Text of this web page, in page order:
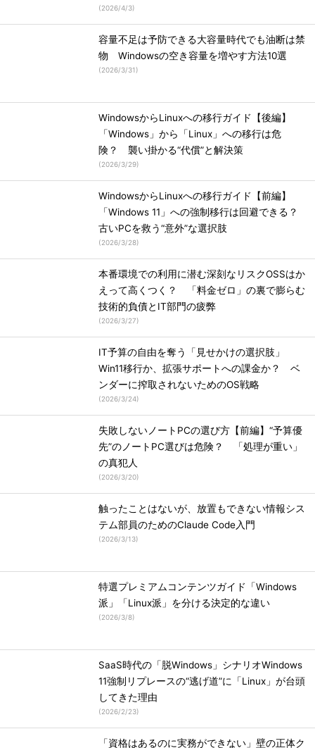
(2026/4/3)
容量不足は予防できる大容量時代でも油断は禁
物 Windowsの空き容量を増やす方法10選
(2026/3/31)
WindowsからLinuxへの移行ガイド【後編】
「Windows」から「Linux」への移行は危
険？ 襲い掛かる“代償”と解決策
(2026/3/29)
WindowsからLinuxへの移行ガイド【前編】
「Windows 11」への強制移行は回避できる？
古いPCを救う“意外”な選択肢
(2026/3/28)
本番環境での利用に潜む深刻なリスクOSSはか
えって高くつく？ 「料金ゼロ」の裏で膨らむ
技術的負債とIT部門の疲弊
(2026/3/27)
IT予算の自由を奪う「見せかけの選択肢」
Win11移行か、拡張サポートへの課金か？ ベ
ンダーに搾取されないためのOS戦略
(2026/3/24)
失敗しないノートPCの選び方【前編】“予算優
先”のノートPC選びは危険？ 「処理が重い」
の真犯人
(2026/3/20)
触ったことはないが、放置もできない情報シス
テム部員のためのClaude Code入門
(2026/3/13)
特選プレミアムコンテンツガイド「Windows
派」「Linux派」を分ける決定的な違い
(2026/3/8)
SaaS時代の「脱Windows」シナリオWindows
11強制リプレースの“逃げ道”に「Linux」が台頭
してきた理由
(2026/2/23)
「資格はあるのに実務ができない」壁の正体ク